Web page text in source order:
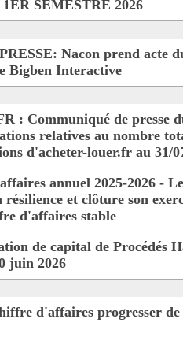
SEMESTRE 2026
Nacon prend acte
Bigben Interactive
: Communiqué de presse
relatives au nombre
d'acheter-louer.fr au 31/
annuel 2025-2026 -
et clôture son
d'affaires stable
de capital de Procédés
juin 2026
d'affaires progresser de